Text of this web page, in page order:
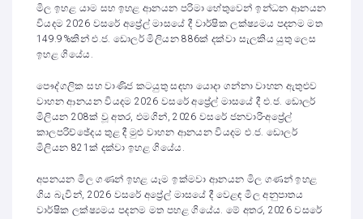
මිල ඉහළ යාම සහ ඉහළ ආනයන පරිමා හේතුවෙන් ඉන්ධන ආනයන
වියදම 2026 වසරේ අප්‍රේල් මාසයේ දී වාර්ෂික ලක්ෂ්‍යමය පදනම මත
149.9%කින් එ.ජ. ඩොලර් මිලියන 886ක් දක්වා සැලකිය යුතු ලෙස
ඉහළ ගියේය.
පෞද්ගලික සහ වාණිජ කටයුතු සඳහා යොදා ගන්නා වාහන ඇතුළුව
වාහන ආනයන වියදම 2026 වසරේ අප්‍රේල් මාසයේ දී එ.ජ. ඩොලර්
මිලියන 208ක් වූ අතර, එමගින්, 2026 වසරේ ජනවාරි-අප්‍රේල්
කාලපරිච්ඡේදය තුළ දී මුළු වාහන ආනයන වියදම එ.ජ. ඩොලර්
මිලියන 821ක් දක්වා ඉහළ ගියේය.
අපනයන මිල ගණන් ඉහළ යෑම ඉක්මවා ආනයන මිල ගණන් ඉහළ
ගිය බැවින්, 2026 වසරේ අප්‍රේල් මාසයේ දී වෙළඳ මිල අනුපාතය
වාර්ෂික ලක්ෂ්‍යමය පදනම මත පහළ ගියේය. මේ අතර, 2026 වසරේ